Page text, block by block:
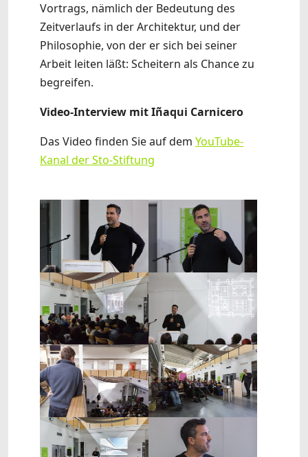
Vortrags, nämlich der Bedeutung des
Zeitverlaufs in der Architektur, und der
Philosophie, von der er sich bei seiner
Arbeit leiten läßt: Scheitern als Chance zu
begreifen.
Video-Interview mit Iñaqui Carnicero
Das Video finden Sie auf dem YouTube-
Kanal der Sto-Stiftung
Show larger version Show larger version
Show larger version Show larger version
Show larger version Show larger version
Show larger version Show larger version